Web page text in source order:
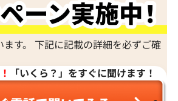
ます。 下記に記載の詳細を必ずご確
「いくら？」をすぐに聞けます！